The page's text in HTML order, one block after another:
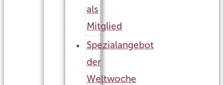
als
Mitglied
Spezialangebot
der
Weltwoche